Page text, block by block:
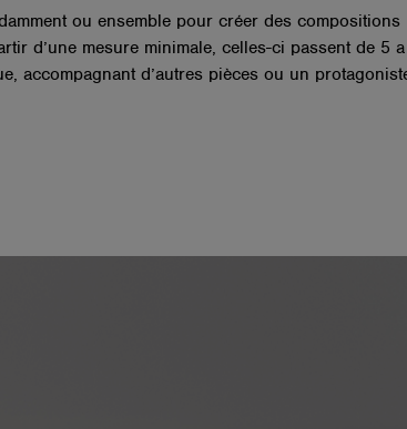
ou ensemble pour créer des
d’une mesure minimale, celles-ci passent de 5
accompagnant d’autres pièces ou un